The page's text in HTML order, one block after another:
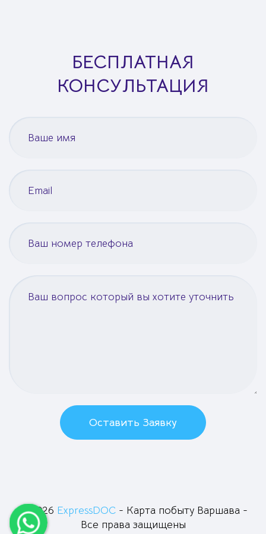
БЕСПЛАТНАЯ
КОНСУЛЬТАЦИЯ
Оставить Заявку
© 2026 ExpressDOC- Карта побыту Варшава -
Все права защищены